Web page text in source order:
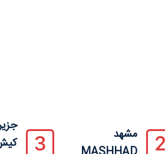
مشهد